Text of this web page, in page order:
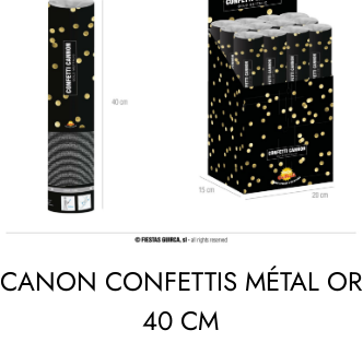
CANON CONFETTIS MÉTAL OR
40 CM